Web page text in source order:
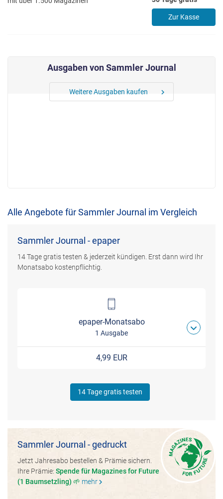
Zur Kasse
Ausgaben von Sammler Journal
Weitere Ausgaben kaufen chevron_right
Alle Angebote für Sammler Journal im Vergleich
Sammler Journal - epaper
14 Tage gratis testen & jederzeit kündigen. Erst dann wird Ihr
Monatsabo kostenpflichtig.
epaper-Monatsabo
1 Ausgabe
4,99 EUR
14 Tage gratis testen
Sammler Journal - gedruckt
Jetzt Jahresabo bestellen & Prämie sichern.
Ihre Prämie: Spende für Magazines for Future
(1 Baumsetzling) 🌱 mehrchevron_right